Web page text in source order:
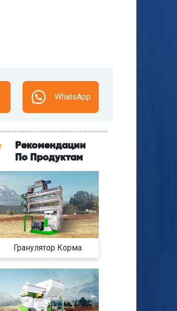
WhatsApp
Рекомендации
По Продуктам
Гранулятор Корма